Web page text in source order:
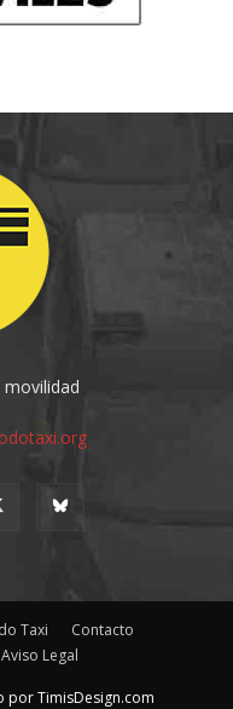
Taxi
Contacto
Aviso Legal
porTimisDesign.com